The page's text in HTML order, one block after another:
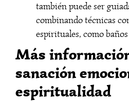
también puede ser
combinando técnicas
espirituales, como
Más
sanación
espiritualidad